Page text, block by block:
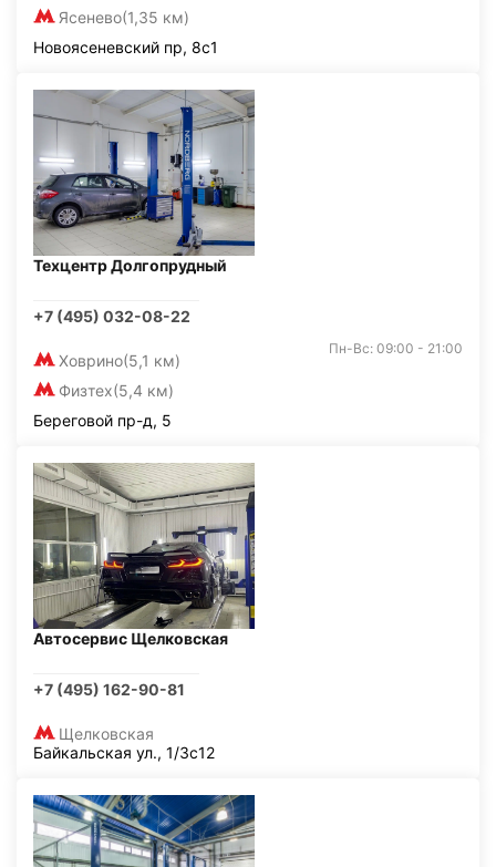
Ясенево(1,35 км)
Новоясеневский пр, 8с1
Техцентр Долгопрудный
+7 (495) 032-08-22
Ховрино(5,1 км)
Физтех(5,4 км)
Пн-Вс: 09:00 - 21:00
Береговой пр-д, 5
Автосервис Щелковская
+7 (495) 162-90-81
Щелковская
Байкальская ул., 1/3с12